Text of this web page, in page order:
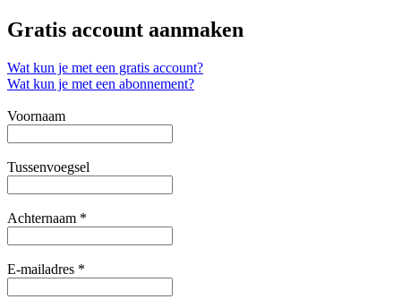
Gratis account aanmaken
Wat kun je met een gratis account?
Wat kun je met een abonnement?
Voornaam
Tussenvoegsel
Achternaam *
E-mailadres *